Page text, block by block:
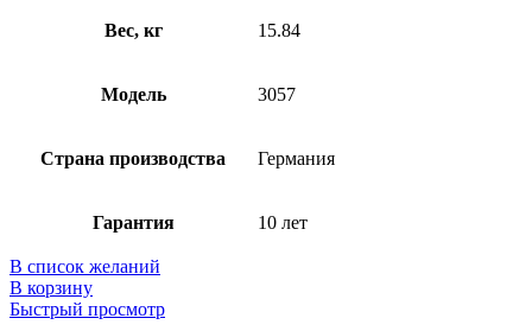
Вес, кг 15.84
Модель 3057
Страна производства Германия
Гарантия 10 лет
В список желаний
В корзину
Быстрый просмотр